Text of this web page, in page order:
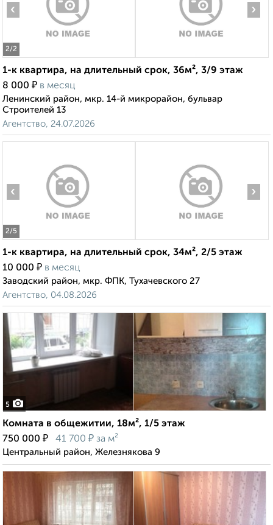
2/2
‹ ›
1-к квартира, на длительный срок, 36м², 3/9 этаж
8 000 ₽ в месяц
Ленинский район, мкр. 14-й микрорайон, бульвар
Строителей 13
Агентство, 24.07.2026
2/5
‹ ›
1-к квартира, на длительный срок, 34м², 2/5 этаж
10 000 ₽ в месяц
Заводский район, мкр. ФПК, Тухачевского 27
Агентство, 04.08.2026
5
Комната в общежитии, 18м², 1/5 этаж
750 000 ₽ 41 700 ₽ за м²
Центральный район, Железнякова 9